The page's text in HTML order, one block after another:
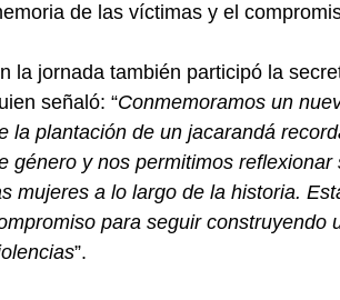
de las víctimas y el
la jornada también participó la
señaló: “Conmemoramos un
la plantación de un jacarandá
género y nos permitimos
mujeres a lo largo de la historia.
para seguir construyendo
”.